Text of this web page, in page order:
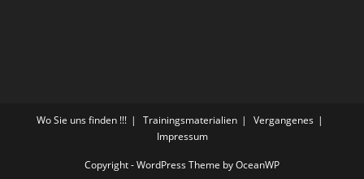
Wo Sie uns finden !!! Trainingsmaterialien
Vergangenes
Impressum
Copyright - WordPress Theme by OceanWP